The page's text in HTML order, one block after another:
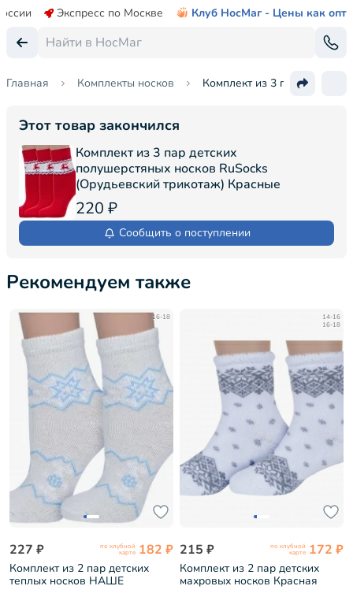
Экспресс по Москве Клуб НосМаг - Цены как опт
Главная Комплекты носков Комплект из 3 пар детских
Этот товар закончился
Комплект из 3 пар детских
полушерстяных носков RuSocks
(Орудьевский трикотаж) Красные
220 ₽
Сообщить о поступлении
Рекомендуем также
16-18
227 ₽ по клубной
карте 182 ₽
Комплект из 2 пар детских
теплых носков НАШЕ
14-16
16-18
215 ₽ по клубной
карте 172 ₽
Комплект из 2 пар детских
махровых носков Красная